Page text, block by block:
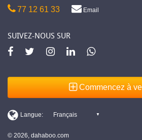
77 12 61 33 Email
SUIVEZ-NOUS SUR
Commencez à
© 2026, dahaboo.com